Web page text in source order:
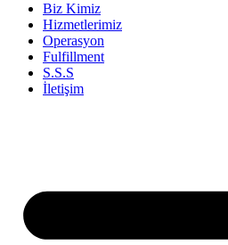
Biz Kimiz
Hizmetlerimiz
Operasyon
Fulfillment
S.S.S
İletişim